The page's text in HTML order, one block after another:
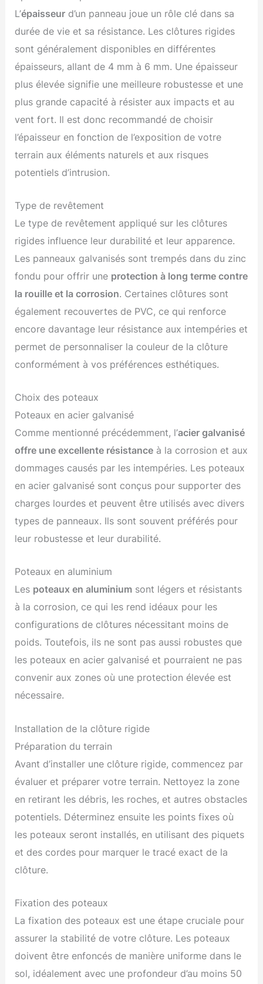
L’épaisseur d’un panneau joue un rôle clé dans sa
durée de vie et sa résistance. Les clôtures rigides
sont généralement disponibles en différentes
épaisseurs, allant de 4 mm à 6 mm. Une épaisseur
plus élevée signifie une meilleure robustesse et une
plus grande capacité à résister aux impacts et au
vent fort. Il est donc recommandé de choisir
l’épaisseur en fonction de l’exposition de votre
terrain aux éléments naturels et aux risques
potentiels d’intrusion.
Type de revêtement
Le type de revêtement appliqué sur les clôtures
rigides influence leur durabilité et leur apparence.
Les panneaux galvanisés sont trempés dans du zinc
fondu pour offrir une protection à long terme contre
la rouille et la corrosion. Certaines clôtures sont
également recouvertes de PVC, ce qui renforce
encore davantage leur résistance aux intempéries et
permet de personnaliser la couleur de la clôture
conformément à vos préférences esthétiques.
Choix des poteaux
Poteaux en acier galvanisé
Comme mentionné précédemment, l’acier galvanisé
offre une excellente résistance à la corrosion et aux
dommages causés par les intempéries. Les poteaux
en acier galvanisé sont conçus pour supporter des
charges lourdes et peuvent être utilisés avec divers
types de panneaux. Ils sont souvent préférés pour
leur robustesse et leur durabilité.
Poteaux en aluminium
Les poteaux en aluminium sont légers et résistants
à la corrosion, ce qui les rend idéaux pour les
configurations de clôtures nécessitant moins de
poids. Toutefois, ils ne sont pas aussi robustes que
les poteaux en acier galvanisé et pourraient ne pas
convenir aux zones où une protection élevée est
nécessaire.
Installation de la clôture rigide
Préparation du terrain
Avant d’installer une clôture rigide, commencez par
évaluer et préparer votre terrain. Nettoyez la zone
en retirant les débris, les roches, et autres obstacles
potentiels. Déterminez ensuite les points fixes où
les poteaux seront installés, en utilisant des piquets
et des cordes pour marquer le tracé exact de la
clôture.
Fixation des poteaux
La fixation des poteaux est une étape cruciale pour
assurer la stabilité de votre clôture. Les poteaux
doivent être enfoncés de manière uniforme dans le
sol, idéalement avec une profondeur d’au moins 50